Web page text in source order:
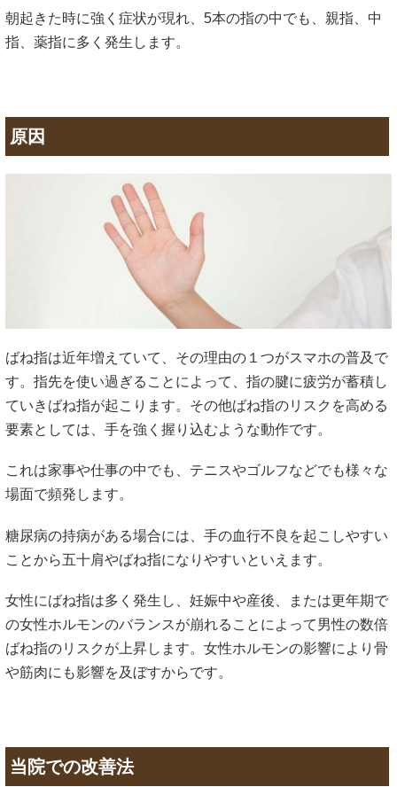
朝起きた時に強く症状が現れ、5本の指の中でも、親指、中
指、薬指に多く発生します。
原因
ばね指は近年増えていて、その理由の１つがスマホの普及で
す。指先を使い過ぎることによって、指の腱に疲労が蓄積し
ていきばね指が起こります。その他ばね指のリスクを高める
要素としては、手を強く握り込むような動作です。
これは家事や仕事の中でも、テニスやゴルフなどでも様々な
場面で頻発します。
糖尿病の持病がある場合には、手の血行不良を起こしやすい
ことから五十肩やばね指になりやすいといえます。
女性にばね指は多く発生し、妊娠中や産後、または更年期で
の女性ホルモンのバランスが崩れることによって男性の数倍
ばね指のリスクが上昇します。女性ホルモンの影響により骨
や筋肉にも影響を及ぼすからです。
当院での改善法